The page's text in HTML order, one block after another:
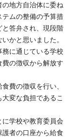
地方自治体に委ね
テムの整備の予算措
答弁され、現段階
かと思いました。
に通じている学校
の徴収から解放す
費の徴収を行い、
変な負担であるこ
に学校や教育委員会
者の口座から給食